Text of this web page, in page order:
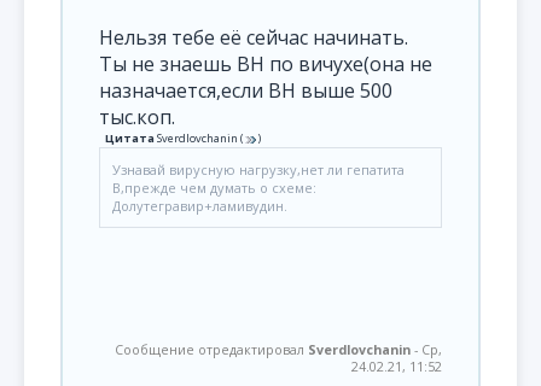
Нельзя тебе её сейчас начинать.
Ты не знаешь ВН по вичухе(она не
назначается,если ВН выше 500
тыс.коп.
ЦитатаSverdlovchanin ( )
Узнавай вирусную нагрузку,нет ли гепатита
В,прежде чем думать о схеме:
Долутегравир+ламивудин.
Сообщение отредактировал Sverdlovchanin - Ср,
24.02.21, 11:52